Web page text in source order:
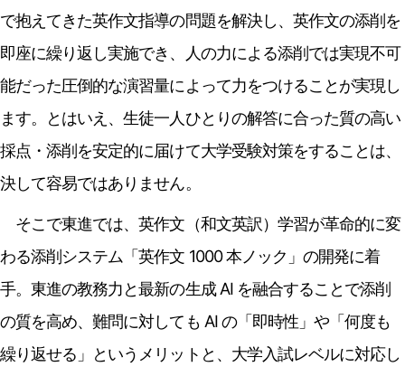
で抱えてきた英作文指導の問題を解決し、英作文の添削を
即座に繰り返し実施でき、人の力による添削では実現不可
能だった圧倒的な演習量によって力をつけることが実現し
ます。とはいえ、生徒一人ひとりの解答に合った質の高い
採点・添削を安定的に届けて大学受験対策をすることは、
決して容易ではありません。
そこで東進では、英作文（和文英訳）学習が革命的に変
わる添削システム「英作文 1000 本ノック」の開発に着
手。東進の教務力と最新の生成 AI を融合することで添削
の質を高め、難問に対しても AI の「即時性」や「何度も
繰り返せる」というメリットと、大学入試レベルに対応し